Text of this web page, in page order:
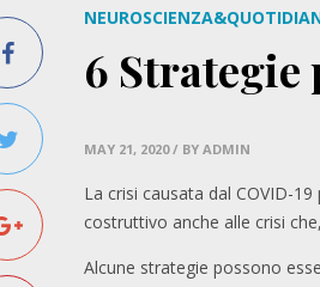
6 Strategie
MAY 21, 2020 / BY ADMIN
La crisi causata dal COVID-
costruttivo anche alle crisi
Alcune strategie possono